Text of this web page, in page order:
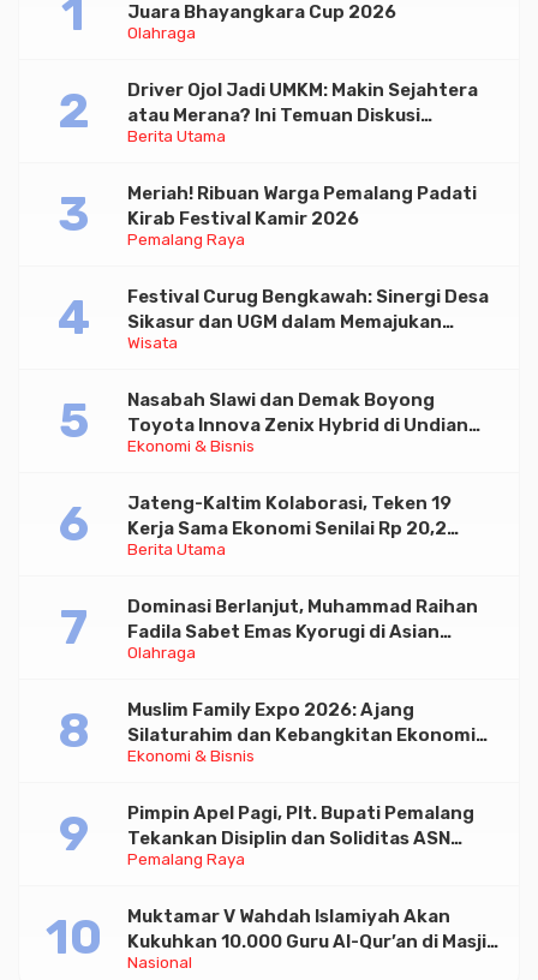
Olahraga
Juara Bhayangkara Cup 2026
Berita Utama
Driver Ojol Jadi UMKM: Makin Sejahtera
atau Merana? Ini Temuan Diskusi
Paramadina
Pemalang Raya
Meriah! Ribuan Warga Pemalang Padati
Kirab Festival Kamir 2026
Wisata
Festival Curug Bengkawah: Sinergi Desa
Sikasur dan UGM dalam Memajukan
Wisata serta UMKM Lokal
Ekonomi & Bisnis
Nasabah Slawi dan Demak Boyong
Toyota Innova Zenix Hybrid di Undian
Tabungan Bima Bank Jateng
Berita Utama
Jateng-Kaltim Kolaborasi, Teken 19
Kerja Sama Ekonomi Senilai Rp 20,2
Triliun
Olahraga
Dominasi Berlanjut, Muhammad Raihan
Fadila Sabet Emas Kyorugi di Asian
Taekwondo Indonesia Open 2026
Ekonomi & Bisnis
Muslim Family Expo 2026: Ajang
Silaturahim dan Kebangkitan Ekonomi
Halal di Jakarta
Pemalang Raya
Pimpin Apel Pagi, Plt. Bupati Pemalang
Tekankan Disiplin dan Soliditas ASN
untuk Pelayanan Publik
Nasional
Muktamar V Wahdah Islamiyah Akan
Kukuhkan 10.000 Guru Al-Qur’an di Masjid
Istiqlal